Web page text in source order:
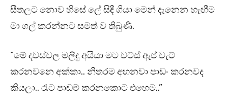
සීතලට නොව හිසේ ලේ සිඳී ගියා මෙන් දැනෙන හැඟීම
මා ගල් කරන්නට සමත් ව තිබුණි.
“මේ දවස්වල මලිඳු අයියා මට වට්ස් ඇප් චැට්
කරනවනෙ අක්කා.. නිතරම අහනවා පාඩං කරනවද
කියලා.. රෑට පාඩම් කරනකොට එහෙම..”